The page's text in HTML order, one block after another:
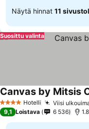
Näytä hinnat 11
Suosittu valinta
4 Tähtiluokitus
Hotelli Viisi
Canvas by Mitsis
9,1 Loistava 6 536